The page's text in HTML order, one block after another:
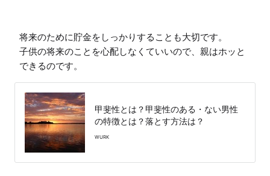
将来のために貯金をしっかりすることも大切です。
子供の将来のことを心配しなくていいので、親はホッと
できるのです。
甲斐性とは？甲斐性のある・ない男性
の特徴とは？落とす方法は？
WURK